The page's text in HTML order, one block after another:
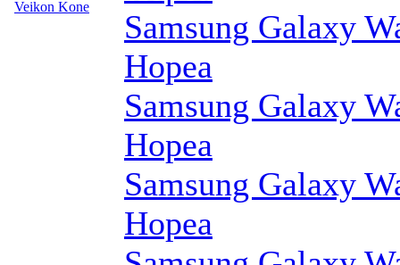
Veikon Kone
Samsung Galaxy
Hopea
Samsung Galaxy
Hopea
Samsung Galaxy
Hopea